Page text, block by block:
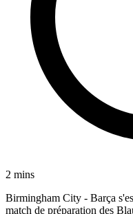
2 mins
Birmingham City - Barça
match de préparation des